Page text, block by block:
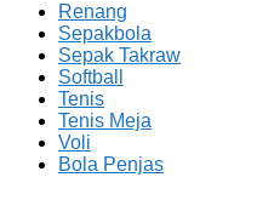
Renang
Sepakbola
Sepak Takraw
Softball
Tenis
Tenis Meja
Voli
Bola Penjas